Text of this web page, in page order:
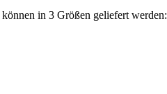
in 3 Größen geliefert werden: